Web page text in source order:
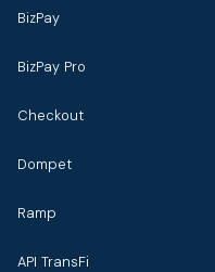
BizPay
BizPay Pro
Checkout
Dompet
Ramp
API TransFi